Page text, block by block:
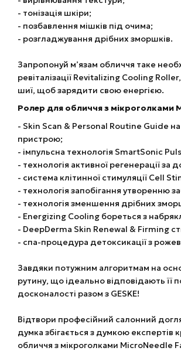
- тонізація шкіри;
- позбавлення мішків під очима;
- розгладжування дрібних зморшків.
Запропонуй м’язам обличчя таке
ревіталізації Revitalizing Cooling
шиї, щоб зарядити свою енергією.
Ролер для обличчя з мікроголками
- Skin Scan & Personal Routine Guide на
пристрою;
- імпульсна технологія SmartSonic
- технологія активної регенерації
- система клітинної стимуляції Cell
- технологія запобігання утворенню
- технологія зменшення дрібних
- Energizing Cooling бореться з
- DeepDerma Skin Renewal & Firming
- спа-процедура детоксикації з
Завдяки потужним алгоритмам на
рутину, що ідеально відповідають
досконалості разом з GESKE!
Відтвори професійний салонний
думка збігається з думкою експертів
обличчя з мікроголками MicroNeedle